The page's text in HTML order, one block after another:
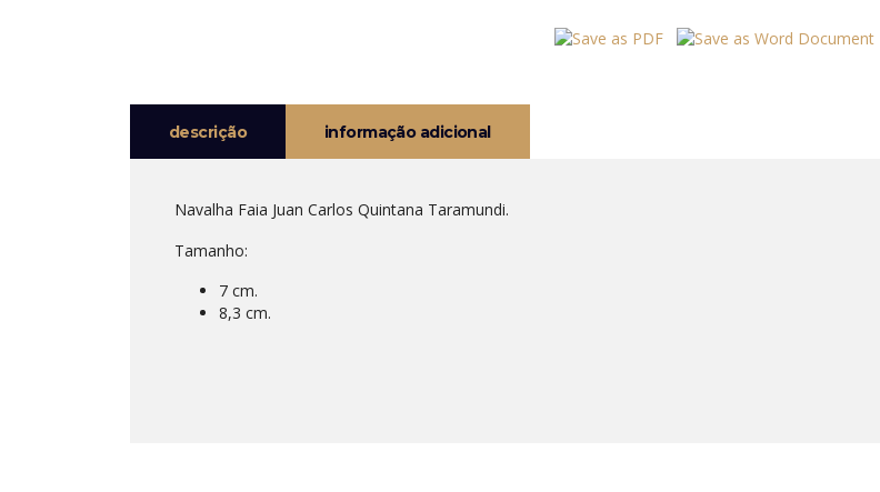
TARAMUNDI
descrição informação adicional
Navalha Faia Juan Carlos Quintana Taramundi.
Tamanho:
7 cm.
8,3 cm.